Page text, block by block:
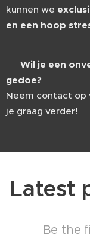
kunnen we
en een hoop
Wil je een
gedoe?
Neem contact op
je graag verder!
Latest
Be the